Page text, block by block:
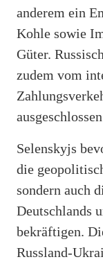
anderem ein
Kohle sowie
Güter.
zudem vom
Selenskyjs
die
sondern auch
Deutschlands
bekräftigen.
Russland-